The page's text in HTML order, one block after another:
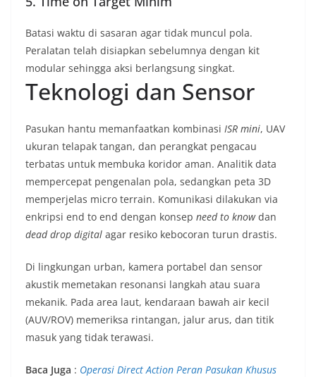
Batasi waktu di sasaran agar tidak muncul pola.
Peralatan telah disiapkan sebelumnya dengan kit
modular sehingga aksi berlangsung singkat.
Teknologi dan Sensor
Pasukan hantu memanfaatkan kombinasi ISR mini, UAV
ukuran telapak tangan, dan perangkat pengacau
terbatas untuk membuka koridor aman. Analitik data
mempercepat pengenalan pola, sedangkan peta 3D
memperjelas micro terrain. Komunikasi dilakukan via
enkripsi end to end dengan konsep need to knowdan
dead drop digital agar resiko kebocoran turun drastis.
Di lingkungan urban, kamera portabel dan sensor
akustik memetakan resonansi langkah atau suara
mekanik. Pada area laut, kendaraan bawah air kecil
(AUV/ROV) memeriksa rintangan, jalur arus, dan titik
masuk yang tidak terawasi.
Baca Juga : Operasi Direct Action Peran Pasukan Khusus